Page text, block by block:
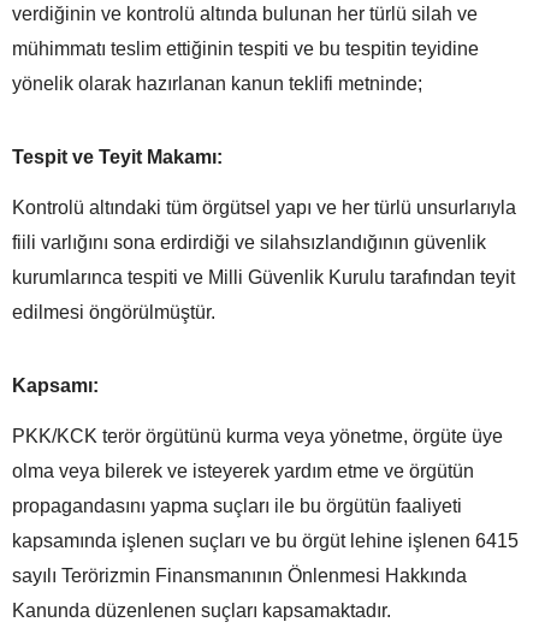
verdiğinin ve kontrolü altında bulunan her türlü silah ve
mühimmatı teslim ettiğinin tespiti ve bu tespitin teyidine
yönelik olarak hazırlanan kanun teklifi metninde;
Tespit ve Teyit Makamı:
Kontrolü altındaki tüm örgütsel yapı ve her türlü unsurlarıyla
fiili varlığını sona erdirdiği ve silahsızlandığının güvenlik
kurumlarınca tespiti ve Milli Güvenlik Kurulu tarafından teyit
edilmesi öngörülmüştür.
Kapsamı:
PKK/KCK terör örgütünü kurma veya yönetme, örgüte üye
olma veya bilerek ve isteyerek yardım etme ve örgütün
propagandasını yapma suçları ile bu örgütün faaliyeti
kapsamında işlenen suçları ve bu örgüt lehine işlenen 6415
sayılı Terörizmin Finansmanının Önlenmesi Hakkında
Kanunda düzenlenen suçları kapsamaktadır.